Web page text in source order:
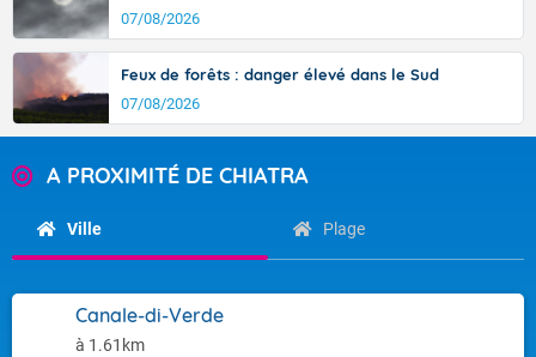
07/08/2026
Feux de forêts : danger élevé dans le Sud
07/08/2026
A PROXIMITÉ DE CHIATRA
Ville Plage
Canale-di-Verde
à 1.61km